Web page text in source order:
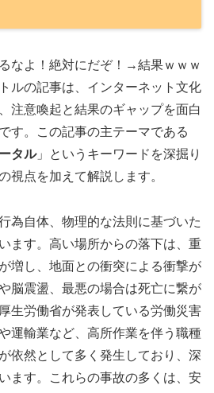
なよ！絶対にだぞ！→結果ｗｗｗ
ルの記事は、インターネット文化
注意喚起と結果のギャップを面白
す。この記事の主テーマである
タル」というキーワードを深掘り
視点を加えて解説します。
為自体、物理的な法則に基づいた
ます。高い場所からの落下は、重
増し、地面との衝突による衝撃が
脳震盪、最悪の場合は死亡に繋が
生労働省が発表している労働災害
運輸業など、高所作業を伴う職種
依然として多く発生しており、深
ます。これらの事故の多くは、安